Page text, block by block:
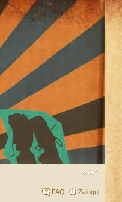
FAQ Zaloguj